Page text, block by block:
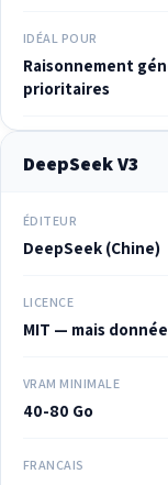
IDÉAL POUR
Raisonnement
prioritaires
DeepSeek V3
ÉDITEUR
DeepSeek (Chine)
LICENCE
MIT — mais
VRAM MINIMALE
40-80 Go
FRANÇAIS